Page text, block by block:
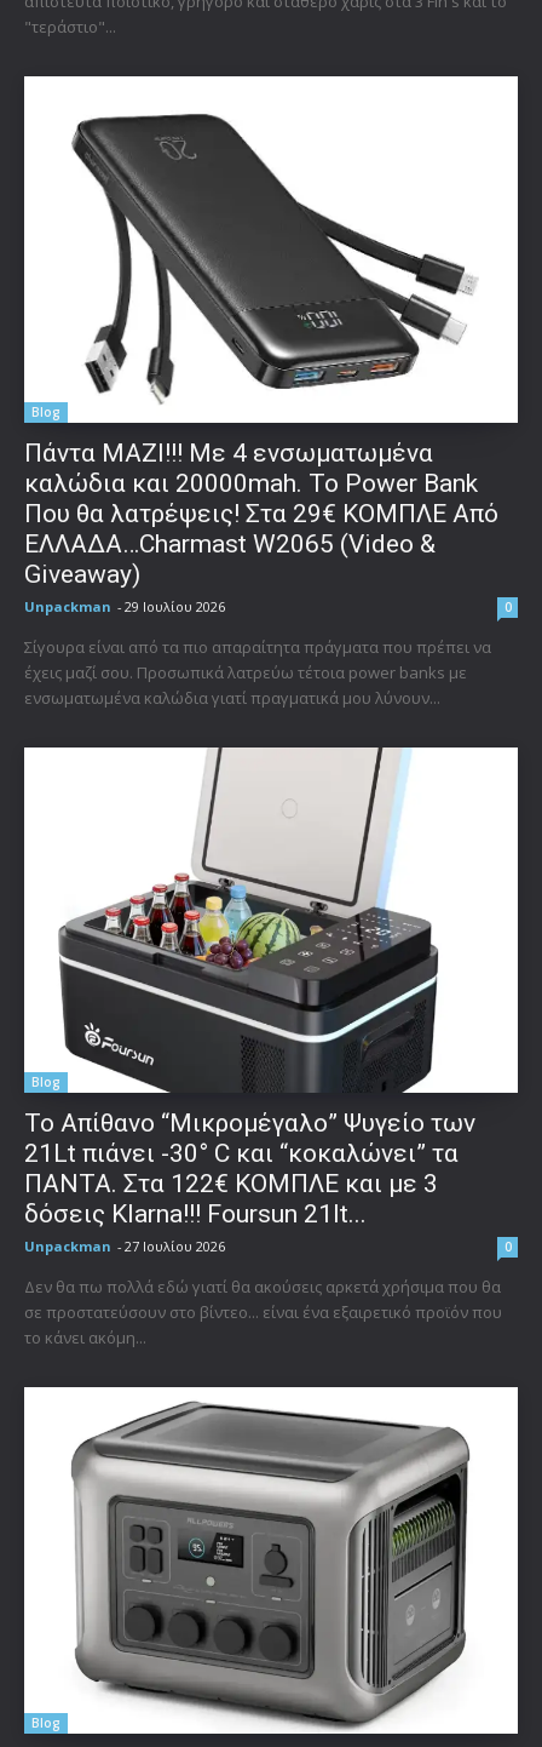
"τεράστιο"...
Blog
Πάντα ΜΑΖΙ!!! Με 4 ενσωματωμένα
καλώδια και 20000mah. Το Power Bank
Που θα λατρέψεις! Στα 29€ ΚΟΜΠΛΕ Από
ΕΛΛΑΔΑ…Charmast W2065 (Video &
Giveaway)
Unpackman - 29 Ιουλίου 2026 0
Σίγουρα είναι από τα πιο απαραίτητα πράγματα που πρέπει να
έχεις μαζί σου. Προσωπικά λατρεύω τέτοια power banks με
ενσωματωμένα καλώδια γιατί πραγματικά μου λύνουν...
Blog
Το Απίθανο “Μικρομέγαλο” Ψυγείο των
21Lt πιάνει -30° C και “κοκαλώνει” τα
ΠΑΝΤΑ. Στα 122€ ΚΟΜΠΛΕ και με 3
δόσεις Klarna!!! Foursun 21lt...
Unpackman - 27 Ιουλίου 2026 0
Δεν θα πω πολλά εδώ γιατί θα ακούσεις αρκετά χρήσιμα που θα
σε προστατεύσουν στο βίντεο... είναι ένα εξαιρετικό προϊόν που
το κάνει ακόμη...
Blog